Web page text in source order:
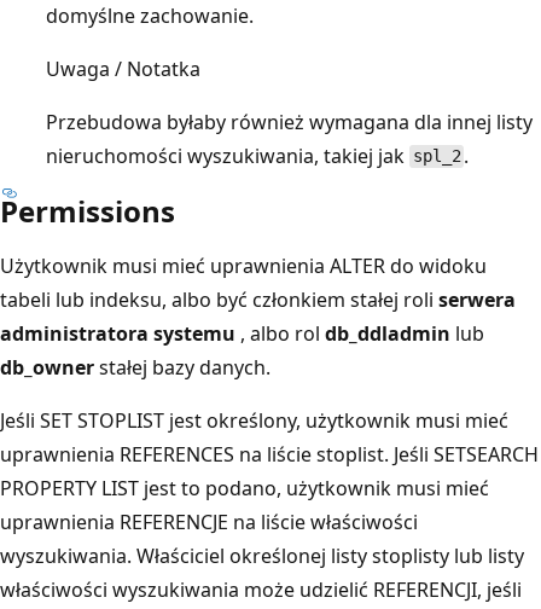
domyślne zachowanie.
Uwaga / Notatka
Przebudowa byłaby również wymagana dla innej listy
nieruchomości wyszukiwania, takiej jak spl_2 .
Permissions
Użytkownik musi mieć uprawnienia ALTER do widoku
tabeli lub indeksu, albo być członkiem stałej roli serwera
administratora systemu , albo rol db_ddladmin lub
db_ownerstałej bazy danych.
Jeśli SET STOPLIST jest określony, użytkownik musi mieć
uprawnienia REFERENCES na liście stoplist. Jeśli SETSEARCH
PROPERTY LIST jest to podano, użytkownik musi mieć
uprawnienia REFERENCJE na liście właściwości
wyszukiwania. Właściciel określonej listy stoplisty lub listy
właściwości wyszukiwania może udzielić REFERENCJI, jeśli